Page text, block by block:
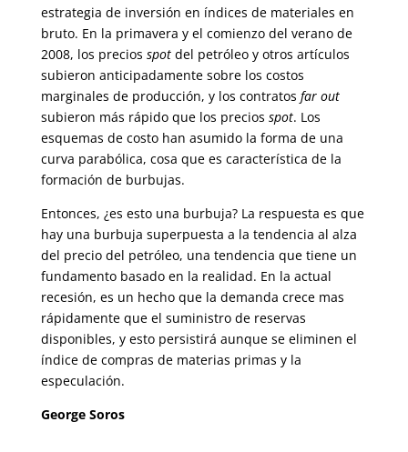
estrategia de inversión en índices de materiales en
bruto. En la primavera y el comienzo del verano de
2008, los precios spotdel petróleo y otros artículos
subieron anticipadamente sobre los costos
marginales de producción, y los contratos far out
subieron más rápido que los precios spot. Los
esquemas de costo han asumido la forma de una
curva parabólica, cosa que es característica de la
formación de burbujas.
Entonces, ¿es esto una burbuja? La respuesta es que
hay una burbuja superpuesta a la tendencia al alza
del precio del petróleo, una tendencia que tiene un
fundamento basado en la realidad. En la actual
recesión, es un hecho que la demanda crece mas
rápidamente que el suministro de reservas
disponibles, y esto persistirá aunque se eliminen el
índice de compras de materias primas y la
especulación.
George Soros